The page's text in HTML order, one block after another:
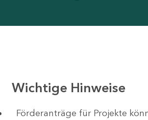
Wichtige Hinweise
Förderanträge für Projekte